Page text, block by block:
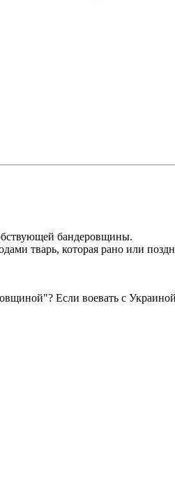
бандеровщины.
тварь, которая рано или
Если воевать с